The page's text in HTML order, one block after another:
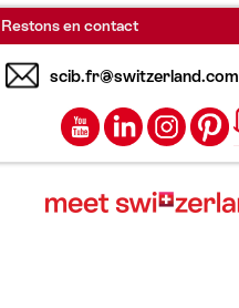
Restons en contact
scib.fr@switzerland.com